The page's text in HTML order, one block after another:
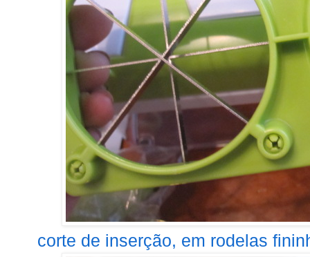
corte de inserção, em rodelas